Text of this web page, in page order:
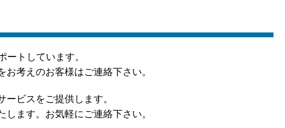
ートしています。
考えのお客様はご連絡下さい。
ビスをご提供します。
ます。お気軽にご連絡下さい。